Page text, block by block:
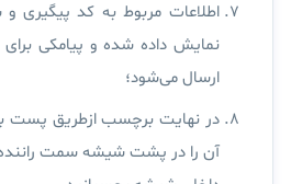
اطلاعات مربوط به کد پیگیری
نمایش داده شده و پیامکی
ارسال می‌شود؛
در نهایت برچسب ازطریق پست
آن را در پشت شیشه سمت